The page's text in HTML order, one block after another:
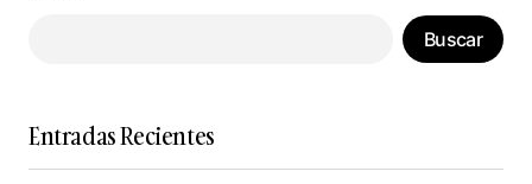
Buscar
Entradas Recientes